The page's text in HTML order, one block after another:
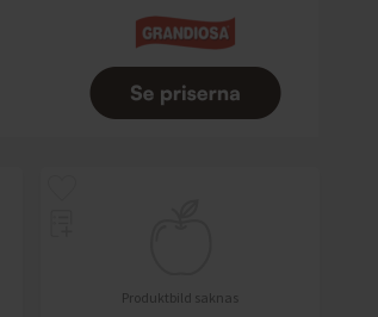
Produktbild saknas